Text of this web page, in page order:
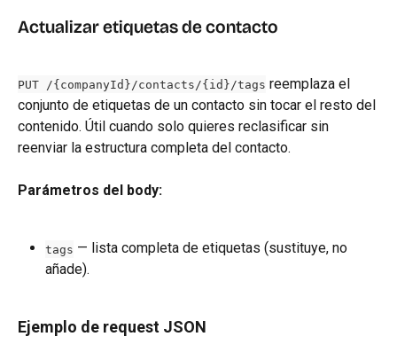
Actualizar etiquetas de contacto
PUT /{companyId}/contacts/{id}/tags reemplaza el
conjunto de etiquetas de un contacto sin tocar el resto del
contenido. Útil cuando solo quieres reclasificar sin
reenviar la estructura completa del contacto.
Parámetros del body:
tags — lista completa de etiquetas (sustituye, no
añade).
Ejemplo de request JSON